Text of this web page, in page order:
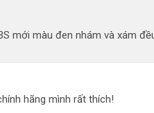
mới màu đen nhám và xám
hãng mình rất thích!